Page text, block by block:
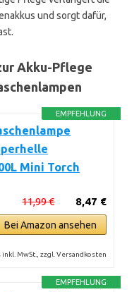
und sorgt dafür,
Akku-Pflege
EMPFEHLUNG
Mini Torch
8,47 €
11,99 €
Bei Amazon ansehen
inkl. MwSt., zzgl. Versandkosten
EMPFEHLUNG